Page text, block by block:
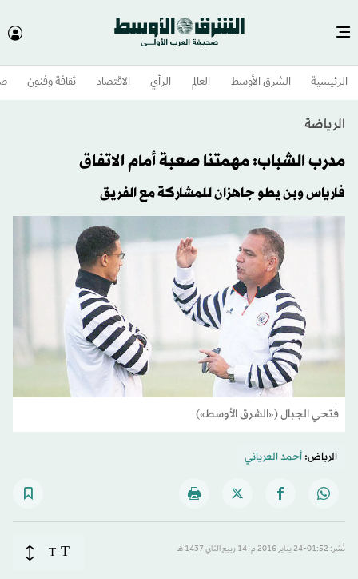
الرئيسية الشرق الأوسط​ العالم الرأي الاقتصاد ثقافة وفنون
الرياضة
مدرب الشباب: مهمتنا صعبة أمام الاتفاق
فارياس وبن يطو جاهزان للمشاركة مع الفريق
فتحي الجبال («الشرق الأوسط»)
الرياض:أحمد العرياني
نُشر: 01:52-24 يناير 2016 م ـ 14 ربيع الثاني 1437 هـ T
T